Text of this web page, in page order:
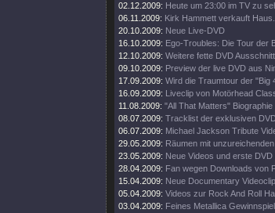
02.12.2009: Heute um 23:00 im TV zu
06.11.2009: Kirk Hammett verkauft Haus...
20.10.2009: Neue Live-DVD
16.10.2009: Ego-Troubles: Die Tour der
12.10.2009: Weitere fette DVD
09.10.2009: Preview der live DVD aus
17.09.2009: Wird die Traumtour der "Big
16.09.2009: Liveclip von Motörhead
11.08.2009: "All That Matters" Biographie
08.07.2009: Tracklist der exklusiven
06.07.2009: Michael Jackson Tribute
29.05.2009: Räumen mit
23.05.2009: Neue Videos und erste DVD
28.04.2009: Fan wegen Downloads von
15.04.2009: Neue Documentary
05.04.2009: Videos zur Rock And Roll
03.04.2009: Feines Metallica